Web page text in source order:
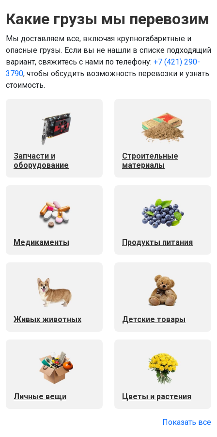
Какие грузы мы перевозим
Мы доставляем все, включая крупногабаритные и
опасные грузы. Если вы не нашли в списке подходящий
вариант, свяжитесь с нами по телефону: +7 (421) 290-
3790, чтобы обсудить возможность перевозки и узнать
стоимость.
Запчасти и
оборудование
Строительные
материалы
Медикаменты Продукты питания
Живых животных Детские товары
Личные вещи Цветы и растения
Показать все